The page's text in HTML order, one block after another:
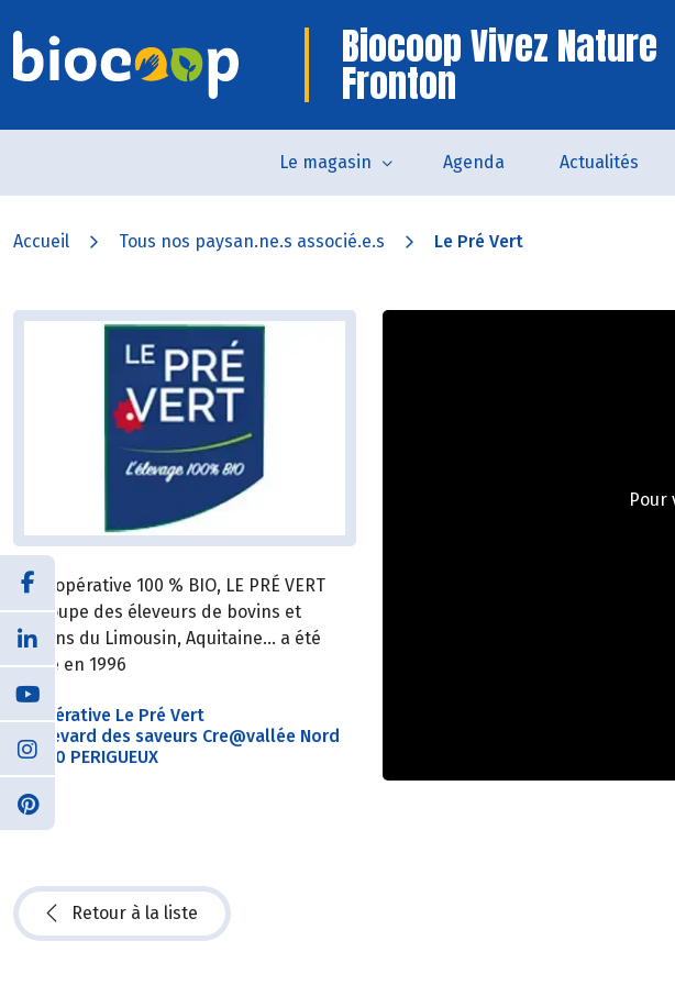
Biocoop Vivez Nature
Fronton
Le magasin Agenda Actualités
Accueil Tous nos paysan.ne.s associé.e.s Le Pré Vert
La coopérative 100 % BIO, LE PRÉ VERT
regroupe des éleveurs de bovins et
porcins du Limousin, Aquitaine… a été
créée en 1996
Coopérative Le Pré Vert
Boulevard des saveurs Cre@vallée Nord
24060 PERIGUEUX
Pour
Retour à la liste